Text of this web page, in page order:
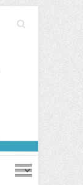
Search
Cerca